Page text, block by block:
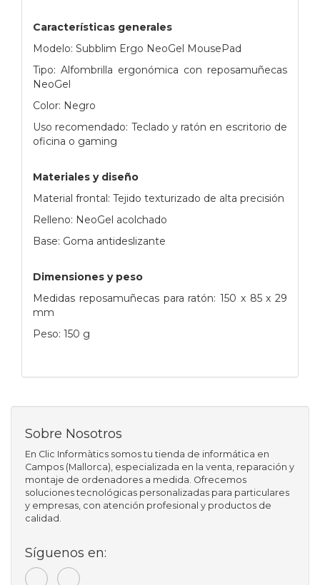
Características generales
Modelo: Subblim Ergo NeoGel MousePad
Tipo: Alfombrilla ergonómica con reposamuñecas
NeoGel
Color: Negro
Uso recomendado: Teclado y ratón en escritorio de
oficina o gaming
Materiales y diseño
Material frontal: Tejido texturizado de alta precisión
Relleno: NeoGel acolchado
Base: Goma antideslizante
Dimensiones y peso
Medidas reposamuñecas para ratón: 150 x 85 x 29
mm
Peso: 150 g
Sobre Nosotros
En Clic Informàtics somos tu tienda de informática en
Campos (Mallorca), especializada en la venta, reparación y
montaje de ordenadores a medida. Ofrecemos
soluciones tecnológicas personalizadas para particulares
y empresas, con atención profesional y productos de
calidad.
Síguenos en: